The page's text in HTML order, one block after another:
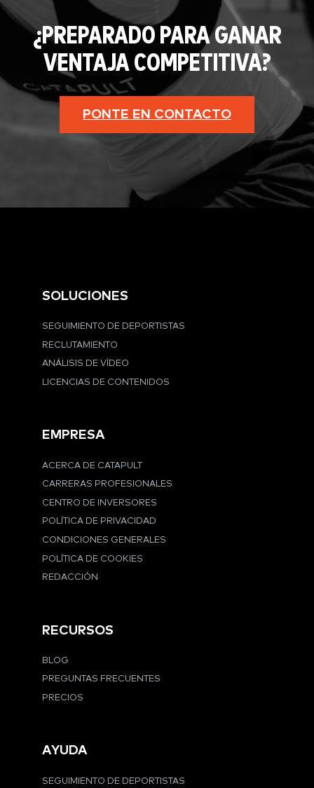
¿PREPARADO PARA GANAR
VENTAJA COMPETITIVA?
PONTE EN CONTACTO
SOLUCIONES
SEGUIMIENTO DE DEPORTISTAS
RECLUTAMIENTO
ANÁLISIS DE VÍDEO
LICENCIAS DE CONTENIDOS
EMPRESA
ACERCA DE CATAPULT
CARRERAS PROFESIONALES
CENTRO DE INVERSORES
POLÍTICA DE PRIVACIDAD
CONDICIONES GENERALES
POLÍTICA DE COOKIES
REDACCIÓN
RECURSOS
BLOG
PREGUNTAS FRECUENTES
PRECIOS
AYUDA
SEGUIMIENTO DE DEPORTISTAS